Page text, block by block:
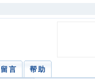
留言 帮助